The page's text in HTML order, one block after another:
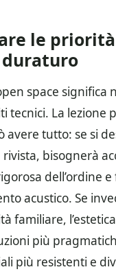
le
space significa
tecnici. La lezione
avere tutto: se si
rivista, bisognerà
dell’ordine e
acustico. Se
familiare,
più
più resistenti e